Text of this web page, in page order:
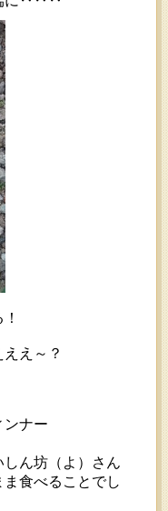
え～？
ンナー
ん坊（よ）さん
食べることでし